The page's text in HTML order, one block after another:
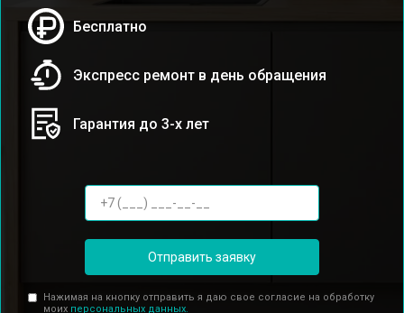
Бесплатно
Экспресс ремонт в день обращения
Гарантия до 3-х лет
Отправить заявку
Нажимая на кнопку отправить я даю свое согласие на обработку
моих персональных данных.